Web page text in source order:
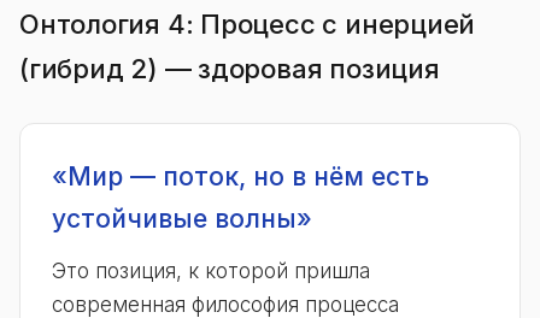
Онтология 4: Процесс с инерцией
(гибрид 2) — здоровая позиция
«Мир — поток, но в нём есть
устойчивые волны»
Это позиция, к которой пришла
современная философия процесса